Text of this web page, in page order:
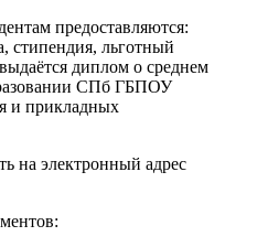
предоставляются:
стипендия, льготный
диплом о среднем
СПб ГБПОУ
и прикладных
на электронный адрес